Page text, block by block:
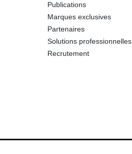
Potassium
Calcium
Publications
Marques exclusives
Partenaires
Solutions professionnelles
Recrutement